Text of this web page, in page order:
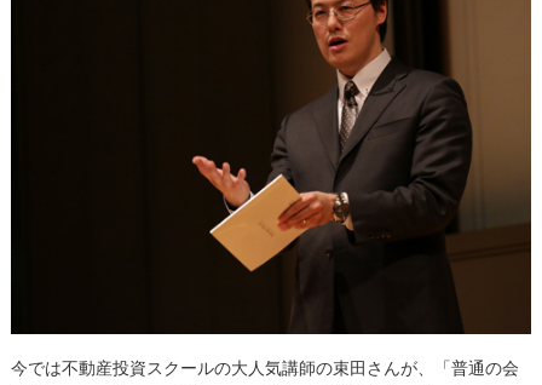
今では不動産投資スクールの大人気講師の束田さんが、「普通の会